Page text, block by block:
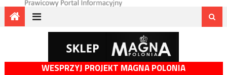
WESPRZYJ PROJEKT MAGNA POLONIA